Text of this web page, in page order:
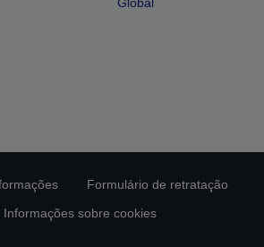
Formulário de retratação
Informações sobre cookies